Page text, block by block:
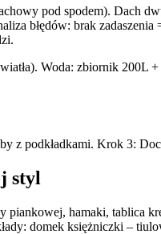
pod spodem). Dach
błędów: brak
Woda: zbiornik 200L
z podkładkami. Krok 3:
styl
piankowej, hamaki, tablica
domek księżniczki –